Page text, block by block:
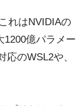
れはNVIDIAの
1200億パラメー
のWSL2や、